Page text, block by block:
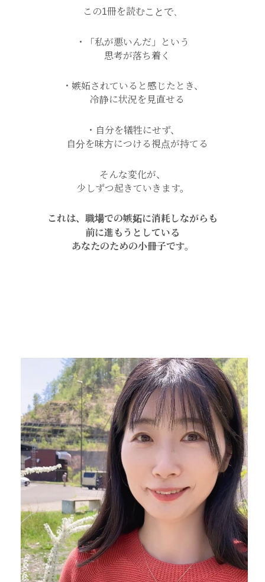
この1冊を読むことで、
・「私が悪いんだ」という
思考が落ち着く
・嫉妬されていると感じたとき、
冷静に状況を見直せる
・自分を犠牲にせず、
自分を味方につける視点が持てる
そんな変化が、
少しずつ起きていきます。
これは、職場での嫉妬に消耗しながらも
前に進もうとしている
あなたのための小冊子です。